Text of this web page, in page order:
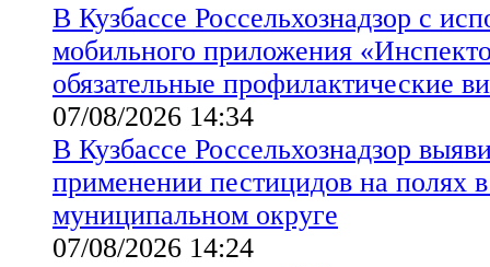
В Кузбассе Россельхознадзор с
мобильного приложения
обязательные профилактические
07/08/2026 14:34
В Кузбассе Россельхознадзор
применении пестицидов на полях
муниципальном округе
07/08/2026 14:24